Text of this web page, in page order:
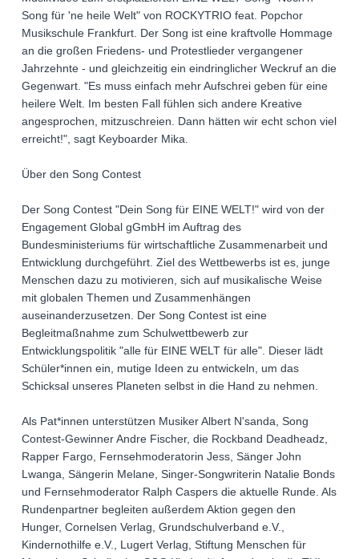
Song für 'ne heile Welt" von ROCKYTRIO feat. Popchor
Musikschule Frankfurt. Der Song ist eine kraftvolle Hommage
an die großen Friedens- und Protestlieder vergangener
Jahrzehnte - und gleichzeitig ein eindringlicher Weckruf an die
Gegenwart. "Es muss einfach mehr Aufschrei geben für eine
heilere Welt. Im besten Fall fühlen sich andere Kreative
angesprochen, mitzuschreien. Dann hätten wir echt schon viel
erreicht!", sagt Keyboarder Mika.
Über den Song Contest
Der Song Contest "Dein Song für EINE WELT!" wird von der
Engagement Global gGmbH im Auftrag des
Bundesministeriums für wirtschaftliche Zusammenarbeit und
Entwicklung durchgeführt. Ziel des Wettbewerbs ist es, junge
Menschen dazu zu motivieren, sich auf musikalische Weise
mit globalen Themen und Zusammenhängen
auseinanderzusetzen. Der Song Contest ist eine
Begleitmaßnahme zum Schulwettbewerb zur
Entwicklungspolitik "alle für EINE WELT für alle". Dieser lädt
Schüler*innen ein, mutige Ideen zu entwickeln, um das
Schicksal unseres Planeten selbst in die Hand zu nehmen.
Als Pat*innen unterstützen Musiker Albert N'sanda, Song
Contest-Gewinner Andre Fischer, die Rockband Deadheadz,
Rapper Fargo, Fernsehmoderatorin Jess, Sänger John
Lwanga, Sängerin Melane, Singer-Songwriterin Natalie Bonds
und Fernsehmoderator Ralph Caspers die aktuelle Runde. Als
Rundenpartner begleiten außerdem Aktion gegen den
Hunger, Cornelsen Verlag, Grundschulverband e.V.,
Kindernothilfe e.V., Lugert Verlag, Stiftung Menschen für